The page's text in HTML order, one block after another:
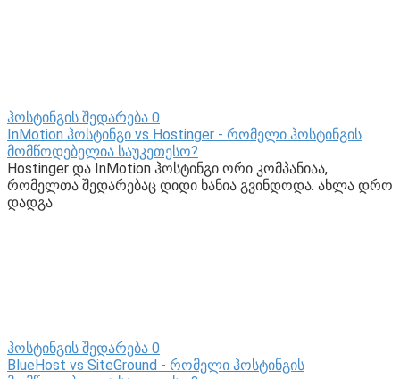
ჰოსტინგის შედარება 0
InMotion ჰოსტინგი vs Hostinger - რომელი ჰოსტინგის
მომწოდებელია საუკეთესო?
Hostinger და InMotion ჰოსტინგი ორი კომპანიაა,
რომელთა შედარებაც დიდი ხანია გვინდოდა. ახლა დრო
დადგა
ჰოსტინგის შედარება 0
BlueHost vs SiteGround - რომელი ჰოსტინგის